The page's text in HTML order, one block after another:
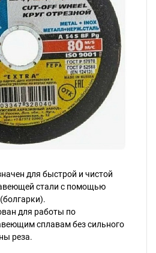
для быстрой и чистой
стали с помощью
для работы по
сплавам без сильного
реза.